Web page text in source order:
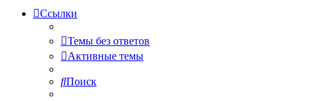
Ссылки
Темы без ответов
Активные темы
Поиск